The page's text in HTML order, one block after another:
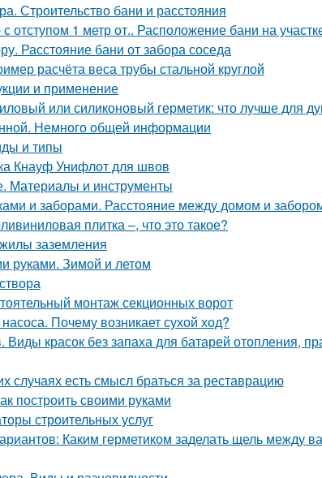
Строительство бани и расстояния
отступом 1 метр от.. Расположение бани на
Расстояние бани от забора соседа
расчёта веса трубы стальной круглой
и применение
или силиконовый герметик: что лучше для
Немного общей информации
и типы
Кнауф Унифлот для швов
Материалы и инструменты
и заборами. Расстояние между домом и
плитка –, что это такое?
заземления
руками. Зимой и летом
монтаж секционных ворот
Почему возникает сухой ход?
Виды красок без запаха для батарей отопления,
случаях есть смысл браться за реставрацию
построить своими руками
строительных услуг
Каким герметиком заделать щель между